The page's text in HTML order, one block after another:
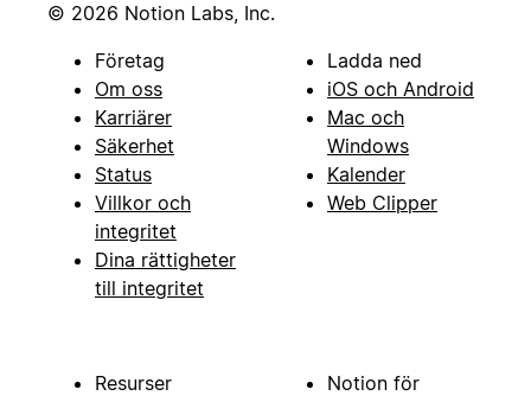
© 2026 Notion Labs, Inc.
Företag
Om oss
Karriärer
Säkerhet
Status
Villkor och
integritet
Dina rättigheter
till integritet
Ladda ned
iOS och Android
Mac och
Windows
Kalender
Web Clipper
Resurser
Notion för